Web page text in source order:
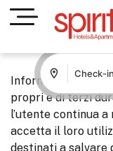
Check-
Informiamo
propri e di terzi
l’utente continua
accetta il loro
destinati a salvare